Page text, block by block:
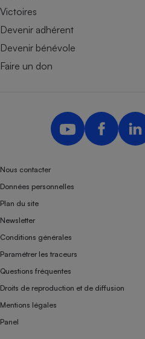
Victoires
Devenir adhérent
Devenir bénévole
Faire un don
Nous contacter
Données personnelles
Plan du site
Newsletter
Conditions générales
Paramétrer les traceurs
Questions fréquentes
Droits de reproduction et de diffusion
Mentions légales
Panel